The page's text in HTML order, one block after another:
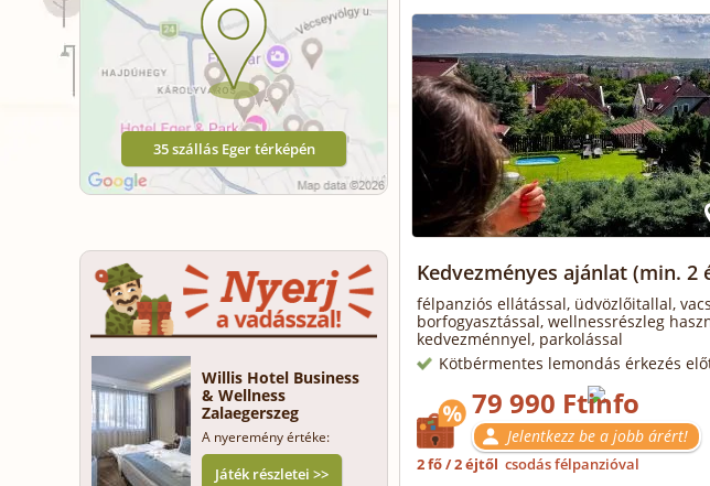
35 szállás Eger térképén
Willis Hotel Business
& Wellness
Zalaegerszeg
A nyeremény értéke:
Játék részletei >>
Kedvezményes ajánlat (min. 2
félpanziós ellátással, üdvözlőitallal,
borfogyasztással, wellnessrészleg
kedvezménnyel, parkolással
Kötbérmentes lemondás érkezés
79 990 Ft
Jelentkezz be a jobb árért!
2 fő / 2 éjtől csodás félpanzióval